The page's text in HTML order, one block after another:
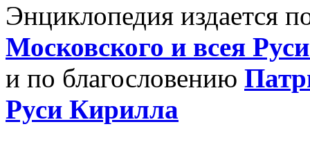
Энциклопедия издается
Московского и всея
и по благословению
Руси Кирилла